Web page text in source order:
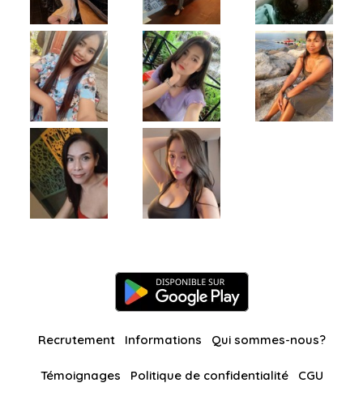
Recrutement Informations Qui sommes-nous?
Témoignages Politique de confidentialité CGU